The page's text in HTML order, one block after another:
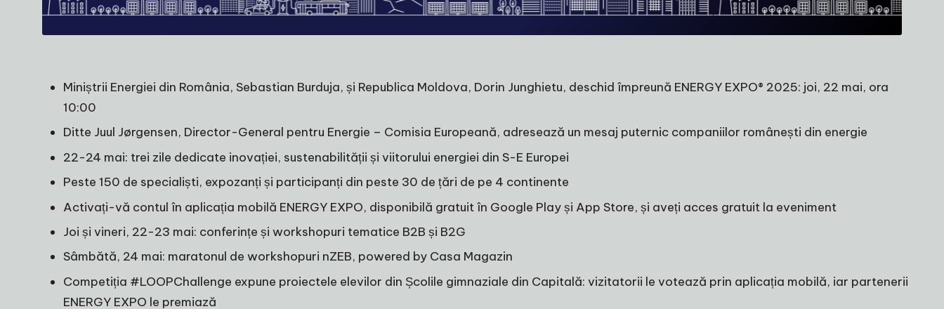
Miniștrii Energiei din România, Sebastian Burduja, și Republica Moldova, Dorin Junghietu, deschid împreună ENERGY EXPO® 2025: joi, 22 mai, ora
10:00
Ditte Juul Jørgensen, Director-General pentru Energie – Comisia Europeană, adresează un mesaj puternic companiilor românești din energie
22-24 mai: trei zile dedicate inovației, sustenabilității și viitorului energiei din S-E Europei
Peste 150 de specialiști, expozanți și participanți din peste 30 de țări de pe 4 continente
Activați-vă contul în aplicația mobilă ENERGY EXPO, disponibilă gratuit în Google Play și App Store, și aveți acces gratuit la eveniment
Joi și vineri, 22-23 mai: conferințe și workshopuri tematice B2B și B2G
Sâmbătă, 24 mai: maratonul de workshopuri nZEB, powered by Casa Magazin
Competiția #LOOPChallenge expune proiectele elevilor din Școlile gimnaziale din Capitală: vizitatorii le votează prin aplicația mobilă, iar partenerii
ENERGY EXPO le premiază